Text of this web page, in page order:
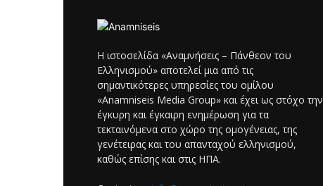
Η ιστοσελίδα «Αναμνήσεις – Πάνθεον του
Ελληνισμού» αποτελεί μια από τις
σημαντικότερες υπηρεσίες του ομίλου
«Anamniseis Media Group» και έχει ως στόχο την
έγκυρη και έγκαιρη ενημέρωση για τα
τεκταινόμενα στο χώρο της ομογένειας, της
γενέτειρας και του απανταχού ελληνισμού,
καθώς επίσης και στις ΗΠΑ.